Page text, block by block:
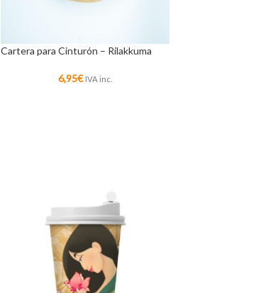
Cartera para Cinturón – Rilakkuma
6,95€ IVA inc.